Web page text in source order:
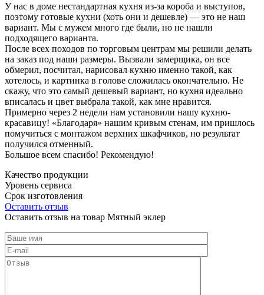
У нас в доме нестандартная кухня из-за короба и выступов,
поэтому готовые кухни (хоть они и дешевле) — это не наш
вариант. Мы с мужем много где были, но не нашли
подходящего варианта.
После всех походов по торговым центрам мы решили делать
на заказ под наши размеры. Вызвали замерщика, он все
обмерил, посчитал, нарисовал кухню именно такой, как
хотелось, и картинка в голове сложилась окончательно. Не
скажу, что это самый дешевый вариант, но кухня идеально
вписалась и цвет выбрала такой, как мне нравится.
Примерно через 2 недели нам установили нашу кухню-
красавицу! «Благодаря» нашим кривым стенам, им пришлось
помучиться с монтажом верхних шкафчиков, но результат
получился отменный.
Большое всем спасибо! Рекомендую!
Качество продукции
Уровень сервиса
Срок изготовления
Оставить отзыв
Оставить отзыв на товар Мятный эклер